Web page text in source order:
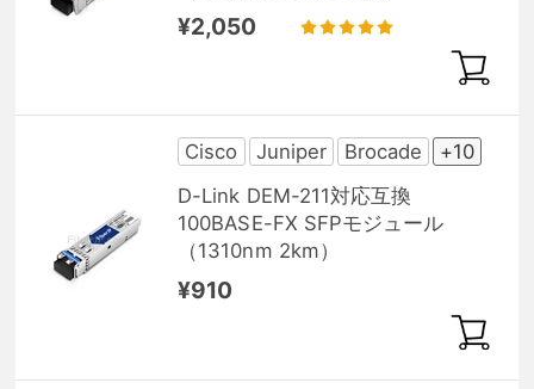
¥2,050
Cisco Juniper Brocade
+10
D-Link DEM-211対応互換
100BASE-FX SFPモジュール
（1310nm 2km）
¥910